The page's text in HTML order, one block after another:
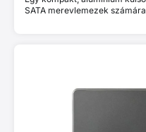
SATA merevlemezek